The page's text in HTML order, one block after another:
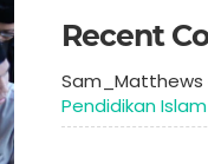
Recent
Sam_Matthews
Pendidikan